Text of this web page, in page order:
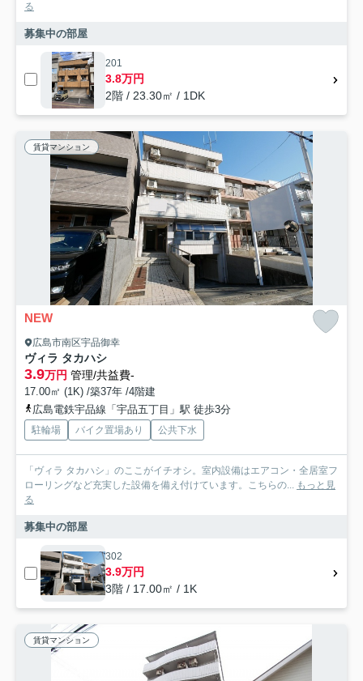
る
募集中の部屋
201
3.8万円
2階 / 23.30㎡ / 1DK
賃貸マンション
NEW
広島市南区宇品御幸
ヴィラ タカハシ
3.9万円 管理/共益費-
17.00㎡ (1K) /築37年 /4階建
広島電鉄宇品線「宇品五丁目」駅 徒歩3分
駐輪場 バイク置場あり 公共下水
「ヴィラ タカハシ」のここがイチオシ。室内設備はエアコン・全居室フ
ローリングなど充実した設備を備え付けています。こちらの... もっと見
る
募集中の部屋
302
3.9万円
3階 / 17.00㎡ / 1K
賃貸マンション